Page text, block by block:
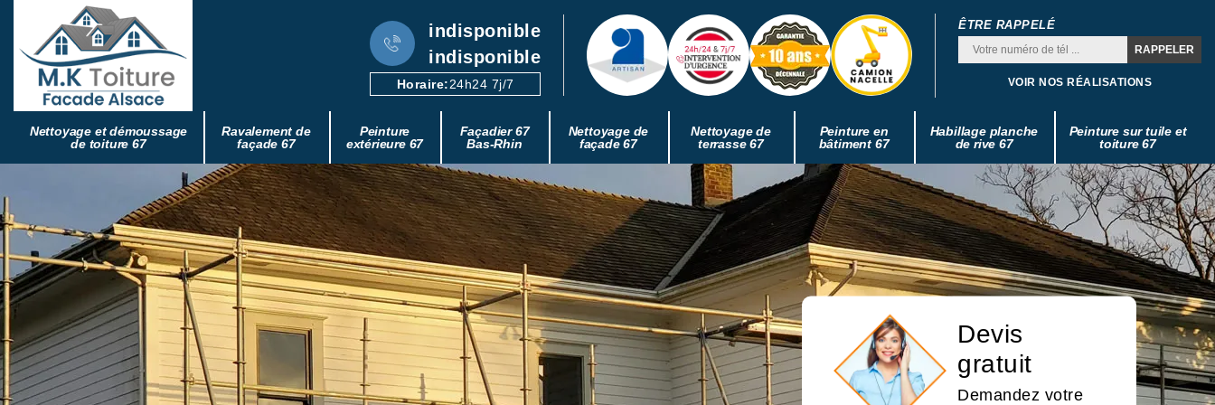
indisponible
indisponible
Horaire:24h24 7j/7
ÊTRE RAPPELÉ
VOIR NOS RÉALISATIONS
Nettoyage et démoussage
de toiture 67
Ravalement de
façade 67
Peinture
extérieure 67
Façadier 67
Bas-Rhin
Nettoyage de
façade 67
Nettoyage de
terrasse 67
Peinture en
bâtiment 67
Habillage planche
de rive 67
Peinture sur tuile et
toiture 67
Devis
gratuit
Demandez votre